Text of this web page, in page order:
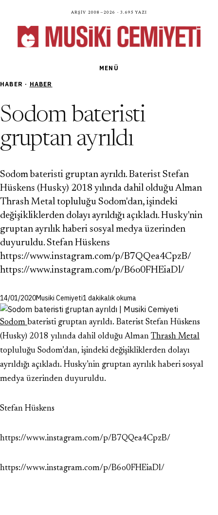
Arşiv 2008—2026 · 3.695 yazı
MENÜ
HABER · HABER
Sodom bateristi
gruptan ayrıldı
Sodom bateristi gruptan ayrıldı. Baterist Stefan
Hüskens (Husky) 2018 yılında dahil olduğu Alman
Thrash Metal topluluğu Sodom'dan, işindeki
değişikliklerden dolayı ayrıldığı açıkladı. Husky'nin
gruptan ayrılık haberi sosyal medya üzerinden
duyuruldu. Stefan Hüskens
https://www.instagram.com/p/B7QQea4CpzB/
https://www.instagram.com/p/B6o0FHEiaDl/
14/01/2020Musiki Cemiyeti1 dakikalık okuma
Sodom bateristi gruptan ayrıldı. Baterist Stefan Hüskens
(Husky) 2018 yılında dahil olduğu Alman Thrash Metal
topluluğu Sodom’dan, işindeki değişikliklerden dolayı
ayrıldığı açıkladı. Husky’nin gruptan ayrılık haberi sosyal
medya üzerinden duyuruldu.
Stefan Hüskens
https://www.instagram.com/p/B7QQea4CpzB/
https://www.instagram.com/p/B6o0FHEiaDl/